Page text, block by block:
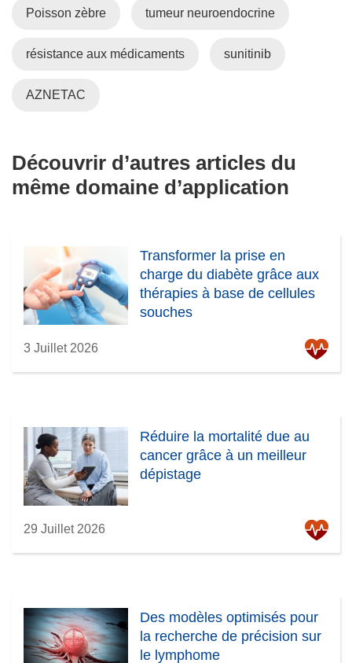
Poisson zèbre tumeur neuroendocrine
résistance aux médicaments sunitinib
AZNETAC
Découvrir d’autres articles du
même domaine d’application
Transformer la prise en
charge du diabète grâce aux
thérapies à base de cellules
souches
3 Juillet 2026
Réduire la mortalité due au
cancer grâce à un meilleur
dépistage
29 Juillet 2026
Des modèles optimisés pour
la recherche de précision sur
le lymphome